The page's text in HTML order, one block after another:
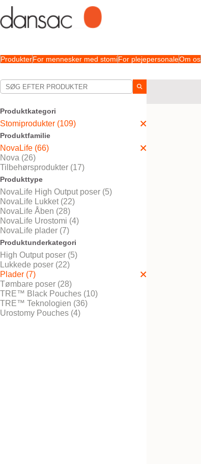
ProdukterFor mennesker med stomiFor plejepersonaleOm os
Produktkategori
Stomiprodukter (109)
Produktfamilie
NovaLife (66)
Nova (26)
Tilbehørsprodukter (17)
Produkttype
NovaLife High Output poser (5)
NovaLife Lukket (22)
NovaLife Åben (28)
NovaLife Urostomi (4)
NovaLife plader (7)
Produktunderkategori
High Output poser (5)
Lukkede poser (22)
Plader (7)
Tømbare poser (28)
TRE™ Black Pouches (10)
TRE™ Teknologien (36)
Urostomy Pouches (4)